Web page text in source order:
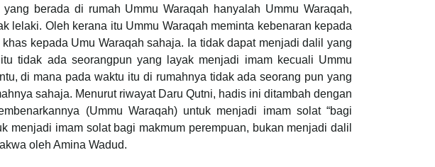
berada di rumah Ummu Waraqah hanyalah Ummu Waraqah,
lelaki. Oleh kerana itu Ummu Waraqah meminta kebenaran kepada
kepada Umu Waraqah sahaja. Ia tidak dapat menjadi dalil yang
tidak ada seorangpun yang layak menjadi imam kecuali Ummu
di mana pada waktu itu di rumahnya tidak ada seorang pun yang
sahaja. Menurut riwayat Daru Qutni, hadis ini ditambah dengan
(Ummu Waraqah) untuk menjadi imam solat “bagi
menjadi imam solat bagi makmum perempuan, bukan menjadi dalil
oleh Amina Wadud.